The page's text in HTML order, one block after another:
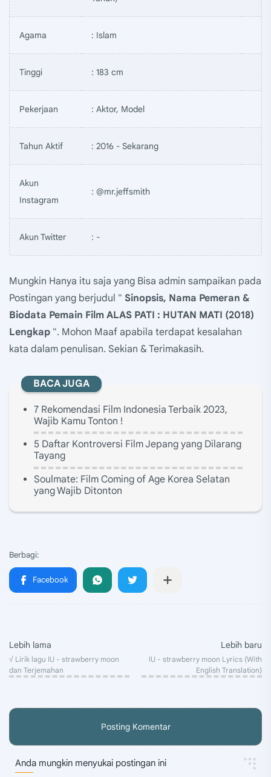
Agama : Islam
Tinggi : 183 cm
Pekerjaan : Aktor, Model
Tahun Aktif : 2016 - Sekarang
Akun
Instagram
: @mr.jeffsmith
Akun Twitter : -
Mungkin Hanya itu saja yang Bisa admin sampaikan pada
Postingan yang berjudul " Sinopsis, Nama Pemeran &
Biodata Pemain Film ALAS PATI : HUTAN MATI (2018)
Lengkap ". Mohon Maaf apabila terdapat kesalahan
kata dalam penulisan. Sekian & Terimakasih.
BACA JUGA
7 Rekomendasi Film Indonesia Terbaik 2023,
Wajib Kamu Tonton !
5 Daftar Kontroversi Film Jepang yang Dilarang
Tayang
Soulmate: Film Coming of Age Korea Selatan
yang Wajib Ditonton
Posting Komentar
Anda mungkin menyukai postingan ini